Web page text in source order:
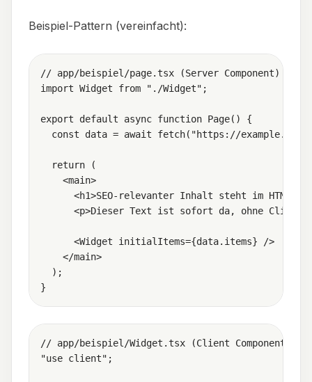
Beispiel-Pattern (vereinfacht):
// app/beispiel/page.tsx (Server Component)
import Widget from "./Widget";
export default async function Page() {
const data = await fetch("https://
  return (
    <main>
<h1>SEO-relevanter Inhalt steht im HTML</
<p>Dieser Text ist sofort da, ohne Client-
      <Widget initialItems={data.items} />
    </main>
  );
// app/beispiel/Widget.tsx (Client Component)
"use client";